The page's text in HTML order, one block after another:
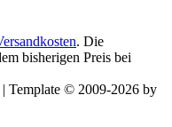
. Die
bisherigen Preis bei
Template © 2009-2026 by